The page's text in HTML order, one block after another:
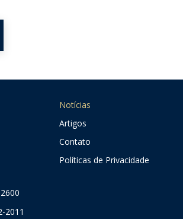
Notícias
Artigos
Contato
Políticas de Privacidade
2011